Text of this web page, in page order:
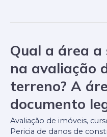
Qual a área
na avaliação
terreno? A
documento
Avaliação de imóveis,
Pericia de danos de
Qual
área
a
ser
considerada
na